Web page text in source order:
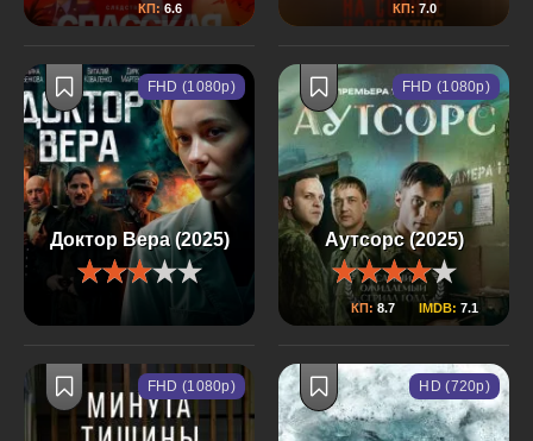
КП: 6.6 КП:7.0
Доктор Вера (2025)
FHD (1080p)
Аутсорс (2025)
КП:8.7 IMDB: 7.1
FHD (1080p)
FHD (1080p) HD (720p)